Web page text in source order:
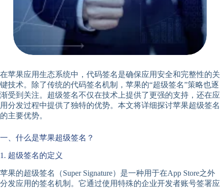
在苹果应用生态系统中，代码签名是确保应用安全和完整性的关
键技术。除了传统的代码签名机制，苹果的“超级签名”策略也逐
渐受到关注。超级签名不仅在技术上提供了更强的支持，还在应
用分发过程中提供了独特的优势。本文将详细探讨苹果超级签名
的主要优势。
一、什么是苹果超级签名？
1. 超级签名的定义
苹果的超级签名（Super Signature）是一种用于在App Store之外
分发应用的签名机制。它通过使用特殊的企业开发者账号签署应